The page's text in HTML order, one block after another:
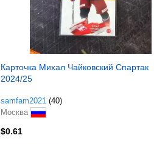
Карточка Михал Чайковский Спартак
2024/25
samfam2021 (40)
Москва
$0.61